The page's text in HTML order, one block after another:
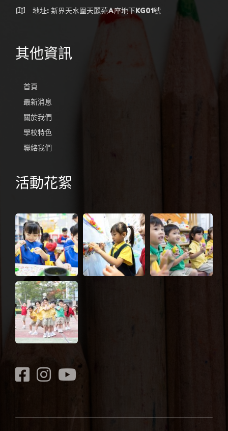
地址: 新界天水圍天麗苑A座地下KG01號
其他資訊
首頁
最新消息
關於我們
學校特色
聯絡我們
活動花絮